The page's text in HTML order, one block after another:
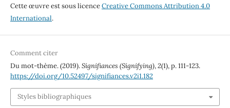
Cette œuvre est sous licenceCreative Commons Attribution 4.0
International.
Comment citer
Du mot-thème. (2019).Signifiances (Signifying),2(1), p. 111-123.
https://doi.org/10.52497/signifiances.v2i1.182
Styles bibliographiques